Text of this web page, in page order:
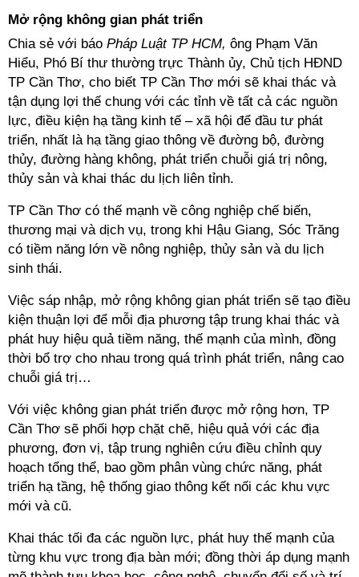
Mở rộng không gian phát triển
Chia sẻ với báo Pháp Luật TP HCM, ông Phạm Văn
Hiểu, Phó Bí thư thường trực Thành ủy, Chủ tịch HĐND
TP Cần Thơ, cho biết TP Cần Thơ mới sẽ khai thác và
tận dụng lợi thế chung với các tỉnh về tất cả các nguồn
lực, điều kiện hạ tầng kinh tế – xã hội để đầu tư phát
triển, nhất là hạ tầng giao thông về đường bộ, đường
thủy, đường hàng không, phát triển chuỗi giá trị nông,
thủy sản và khai thác du lịch liên tỉnh.
TP Cần Thơ có thế mạnh về công nghiệp chế biến,
thương mại và dịch vụ, trong khi Hậu Giang, Sóc Trăng
có tiềm năng lớn về nông nghiệp, thủy sản và du lịch
sinh thái.
Việc sáp nhập, mở rộng không gian phát triển sẽ tạo điều
kiện thuận lợi để mỗi địa phương tập trung khai thác và
phát huy hiệu quả tiềm năng, thế mạnh của mình, đồng
thời bổ trợ cho nhau trong quá trình phát triển, nâng cao
chuỗi giá trị…
Với việc không gian phát triển được mở rộng hơn, TP
Cần Thơ sẽ phối hợp chặt chẽ, hiệu quả với các địa
phương, đơn vị, tập trung nghiên cứu điều chỉnh quy
hoạch tổng thể, bao gồm phân vùng chức năng, phát
triển hạ tầng, hệ thống giao thông kết nối các khu vực
mới và cũ.
Khai thác tối đa các nguồn lực, phát huy thế mạnh của
từng khu vực trong địa bàn mới; đồng thời áp dụng mạnh